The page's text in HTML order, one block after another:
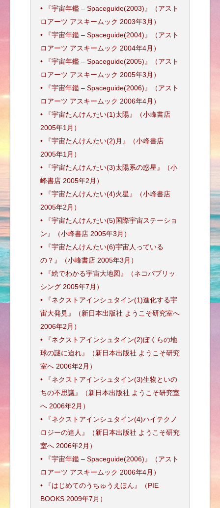
• 『宇宙年鑑 – Spaceguide(2003)』（アスト
ロアーツ アスキームック 2003年3月）
• 『宇宙年鑑 – Spaceguide(2004)』（アスト
ロアーツ アスキームック 2004年4月）
• 『宇宙年鑑 – Spaceguide(2005)』（アスト
ロアーツ アスキームック 2005年3月）
• 『宇宙年鑑 – Spaceguide(2006)』（アスト
ロアーツ アスキームック 2006年4月）
• 『宇宙たんけんたい(1)太陽』（小峰書店
2005年1月）
• 『宇宙たんけんたい(2)月』（小峰書店
2005年1月）
• 『宇宙たんけんたい(3)太陽系の惑星』（小
峰書店 2005年2月）
• 『宇宙たんけんたい(4)火星』（小峰書店
2005年2月）
• 『宇宙たんけんたい(5)国際宇宙ステーショ
ン』（小峰書店 2005年3月）
• 『宇宙たんけんたい(6)宇宙人っている
の？』（小峰書店 2005年3月）
• 『絵でわかる宇宙大地図』（ネコパブリッ
シング 2005年7月）
• 『ネクストアインシュタイン(1)進化する宇
宙大発見』（新日本出版社 ようこそ研究室へ
2006年2月）
• 『ネクストアインシュタイン(2)ぼくらの地
球の謎に迫れ』（新日本出版社 ようこそ研究
室へ 2006年2月）
• 『ネクストアインシュタイン(3)生物といの
ちの不思議』（新日本出版社 ようこそ研究室
へ 2006年2月）
• 『ネクストアインシュタイン(4)ハイテクノ
ロジーの達人』（新日本出版社 ようこそ研究
室へ 2006年2月）
• 『宇宙年鑑 – Spaceguide(2006)』（アスト
ロアーツ アスキームック 2006年4月）
• 『はじめてのうちゅうえほん』（PIE
BOOKS 2009年7月）